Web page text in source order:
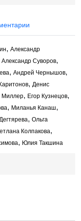
, Александр
Александр Суворов,
, Андрей Чернышов,
, Денис
Миллер, Егор Кузнецов,
, Миланья Канаш,
, Ольга
Колпакова,
, Юлия Такшина